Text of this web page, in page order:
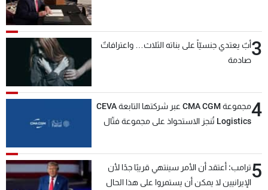
3أبٌ يعتدي جنسيّاً على بناته الثلاث… واعترافاتٌ
صادمة
4
مجموعة CMA CGM عبر شركتها التابعة CEVA
Logistics تُنجز الاستحواذ على مجموعة فتّال
5ترامب: أعتقد أن الأمر سينتهي قريبًا جدًا لأن
الإيرانيين لا يمكن أن يستمروا على هذا الحال